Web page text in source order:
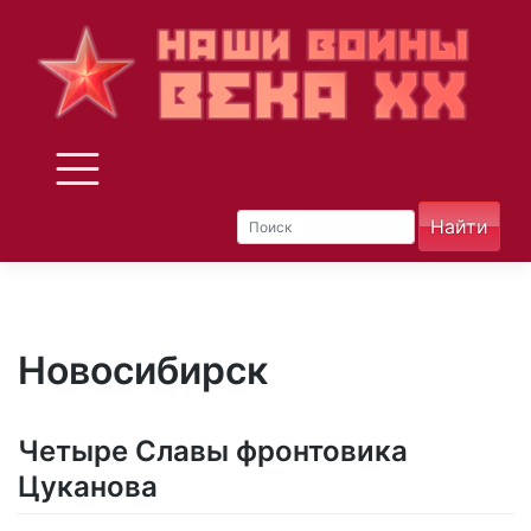
Новосибирск
Четыре Славы фронтовика
Цуканова